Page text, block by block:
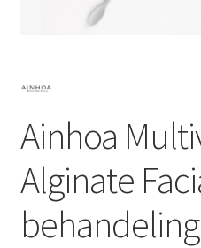
AI EXPERT
Ainhoa
Alginate